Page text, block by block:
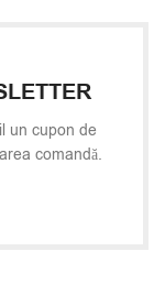
un cupon de
comandă.